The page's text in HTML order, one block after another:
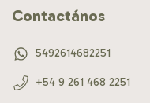
Contactános
5492614682251
+54 9 261 468 2251